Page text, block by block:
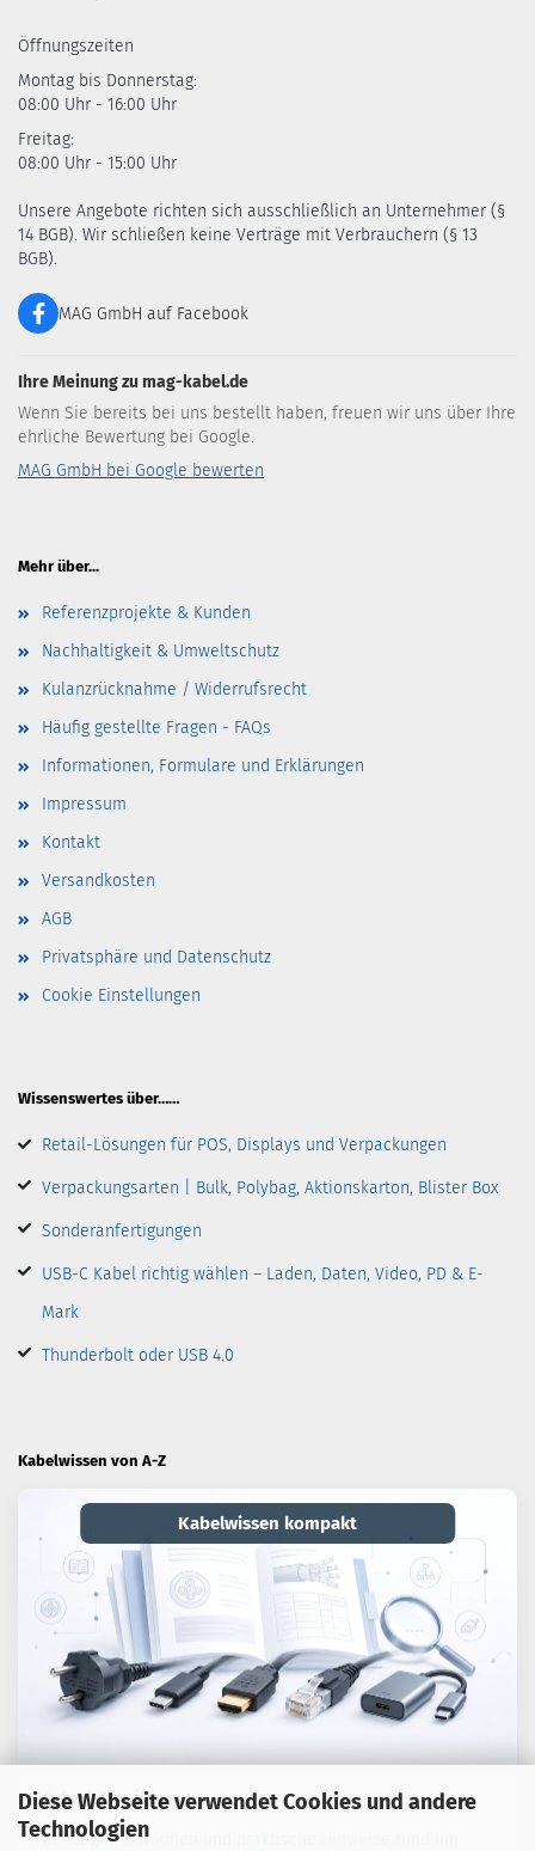
Diese Webseite verwendet Cookies und andere
Technologien
Öffnungszeiten
Montag bis Donnerstag:
08:00 Uhr - 16:00 Uhr
Freitag:
08:00 Uhr - 15:00 Uhr
Unsere Angebote richten sich ausschließlich an Unternehmer (§
14 BGB). Wir schließen keine Verträge mit Verbrauchern (§ 13
BGB).
MAG GmbH auf Facebook
Ihre Meinung zu mag-kabel.de
Wenn Sie bereits bei uns bestellt haben, freuen wir uns über Ihre
ehrliche Bewertung bei Google.
MAG GmbH bei Google bewerten
Mehr über...
Referenzprojekte & Kunden
Nachhaltigkeit & Umweltschutz
Kulanzrücknahme / Widerrufsrecht
Häufig gestellte Fragen - FAQs
Informationen, Formulare und Erklärungen
Impressum
Kontakt
Versandkosten
AGB
Privatsphäre und Datenschutz
Cookie Einstellungen
Wissenswertes über……
Retail-Lösungen für POS, Displays und Verpackungen
Verpackungsarten | Bulk, Polybag, Aktionskarton, Blister Box
Sonderanfertigungen
USB-C Kabel richtig wählen – Laden, Daten, Video, PD & E-
Mark
Thunderbolt oder USB 4.0
Kabelwissen von A-Z
Kabelwissen kompakt
Kabel-Lexikon
Fachbegriffe, Normen und praktische Hinweise rund um